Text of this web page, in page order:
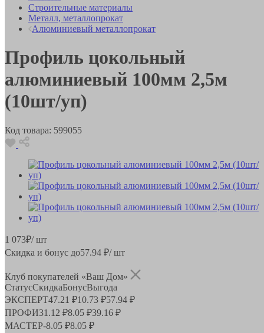
Строительные материалы
Металл, металлопрокат
Алюминиевый металлопрокат
Профиль цокольный
алюминиевый 100мм 2,5м
(10шт/уп)
Код товара: 599055
1 073₽/ шт
Скидка и бонус до57.94 ₽/ шт
Клуб покупателей «Ваш Дом»
СтатусСкидкаБонусВыгода
ЭКСПЕРТ47.21 ₽10.73 ₽57.94 ₽
ПРОФИ31.12 ₽8.05 ₽39.16 ₽
МАСТЕР-8.05 ₽8.05 ₽